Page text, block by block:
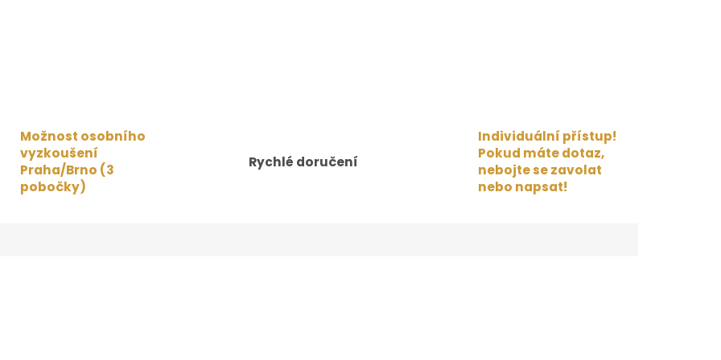
Možnost osobního
vyzkoušení
Praha/Brno (3
pobočky)
Rychlé doručení
Individuální přístup!
Pokud máte dotaz,
nebojte se zavolat
nebo napsat!